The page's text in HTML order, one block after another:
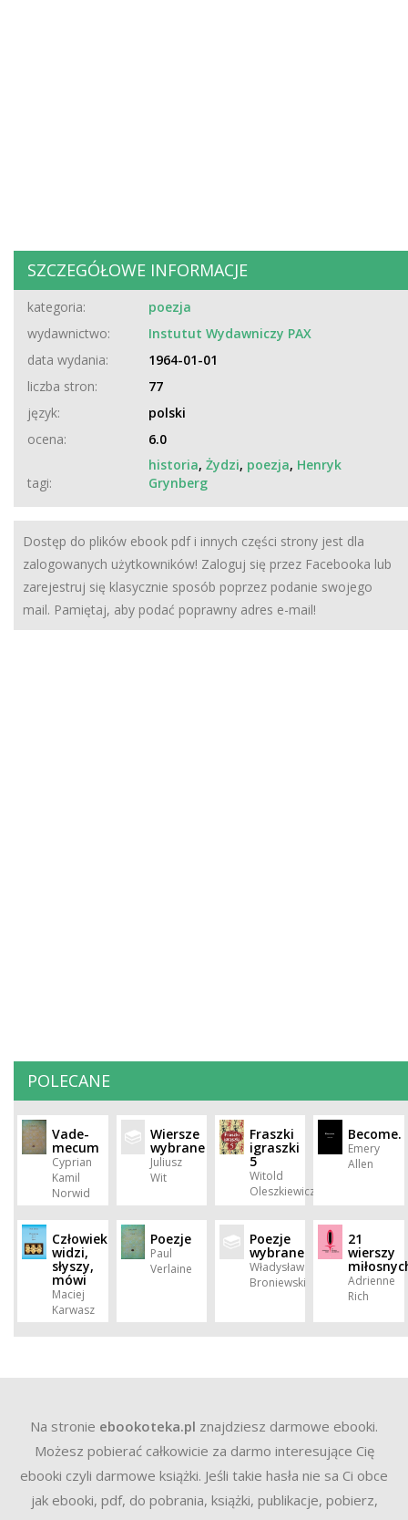
SZCZEGÓŁOWE INFORMACJE
kategoria:
poezja
wydawnictwo:
Instutut Wydawniczy PAX
data wydania:
1964-01-01
liczba stron:
77
język:
polski
ocena:
6.0
tagi:
historia, Żydzi, poezja, Henryk
Grynberg
Dostęp do plików ebook pdf i innych części strony jest dla
zalogowanych użytkowników! Zaloguj się przez Facebooka lub
zarejestruj się klasycznie sposób poprzez podanie swojego
mail. Pamiętaj, aby podać poprawny adres e-mail!
POLECANE
Vade-
mecum
Cyprian
Kamil
Norwid
Wiersze
wybrane
Juliusz
Wit
Fraszki
igraszki
5
Witold
Oleszkiewicz
Become.
Emery
Allen
Człowiek
widzi,
słyszy,
mówi
Maciej
Karwasz
Poezje
Paul
Verlaine
Poezje
wybrane
Władysław
Broniewski
21
wierszy
Adrienne
Rich
Na stronie ebookoteka.pl znajdziesz darmowe ebooki.
Możesz pobierać całkowicie za darmo interesujące Cię
ebooki czyli darmowe książki. Jeśli takie hasła nie sa Ci obce
jak ebooki, pdf, do pobrania, książki, publikacje, pobierz,